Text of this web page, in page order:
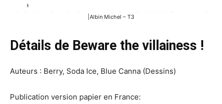
|Albin Michel – T3
Détails de Beware the villainess !
Auteurs : Berry, Soda Ice, Blue Canna (Dessins)
Publication version papier en France: